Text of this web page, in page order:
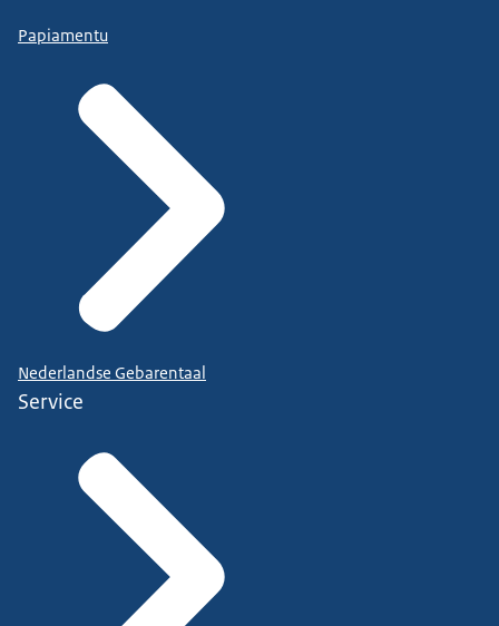
Papiamentu
Nederlandse Gebarentaal
Service